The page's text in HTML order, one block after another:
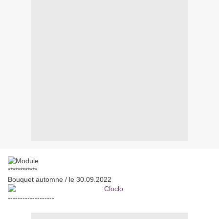
************
Bouquet automne / le 30.09.2022
-------------------